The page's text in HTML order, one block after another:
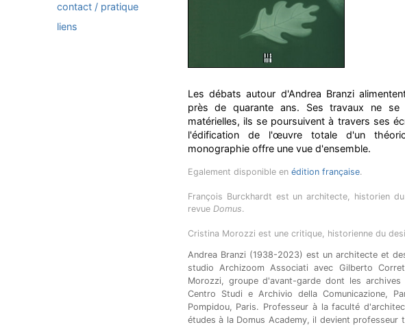
contact / pratique
liens
Les débats autour d'Andrea Branzi
près de quarante ans. Ses travaux ne se
matérielles, ils se poursuivent à travers ses
l'édification de l'œuvre totale d'un
monographie offre une vue d'ensemble.
Egalement disponible en édition française.
François Burckhardt est un architecte, historien
revue Domus.
Cristina Morozzi est une critique, historienne du
Andrea Branzi (1938-2023) est un architecte et
studio Archizoom Associati avec Gilberto
Morozzi, groupe d'avant-garde dont les
Centro Studi e Archivio della Comunicazione,
Pompidou, Paris. Professeur à la faculté
études à la Domus Academy, il devient professeur